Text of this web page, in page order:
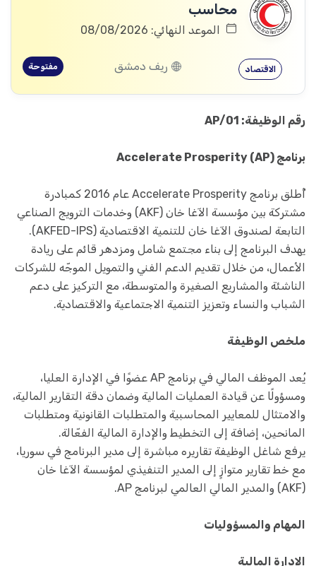
محاسب
الموعد النهائي: 08/08/2026
الاقتصاد ريف دمشق مفتوحة
رقم الوظيفة: AP/01
برنامج Accelerate Prosperity (AP)
أُطلق برنامج Accelerate Prosperity عام 2016 كمبادرة
مشتركة بين مؤسسة الآغا خان (AKF) وخدمات الترويج الصناعي
التابعة لصندوق الآغا خان للتنمية الاقتصادية (AKFED-IPS).
يهدف البرنامج إلى بناء مجتمع شامل ومزدهر قائم على ريادة
الأعمال، من خلال تقديم الدعم الفني والتمويل الموجّه للشركات
الناشئة والمشاريع الصغيرة والمتوسطة، مع التركيز على دعم
الشباب والنساء وتعزيز التنمية الاجتماعية والاقتصادية.
ملخص الوظيفة
يُعد الموظف المالي في برنامج AP عضوًا في الإدارة العليا،
ومسؤولًا عن قيادة العمليات المالية وضمان دقة التقارير المالية،
والامتثال للمعايير المحاسبية والمتطلبات القانونية ومتطلبات
المانحين، إضافة إلى التخطيط والإدارة المالية الفعّالة.
يرفع شاغل الوظيفة تقاريره مباشرة إلى مدير البرنامج في سوريا،
مع خط تقارير متوازٍ إلى المدير التنفيذي لمؤسسة الآغا خان
(AKF) والمدير المالي العالمي لبرنامج AP.
المهام والمسؤوليات
الإدارة المالية